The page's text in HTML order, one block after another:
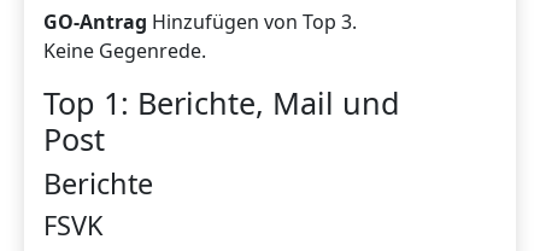
GO-Antrag Hinzufügen von Top 3.
Keine Gegenrede.
Top 1: Berichte, Mail und
Post
Berichte
FSVK